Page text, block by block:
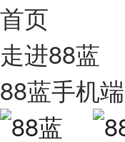
首页
走进88蓝
88蓝手机端